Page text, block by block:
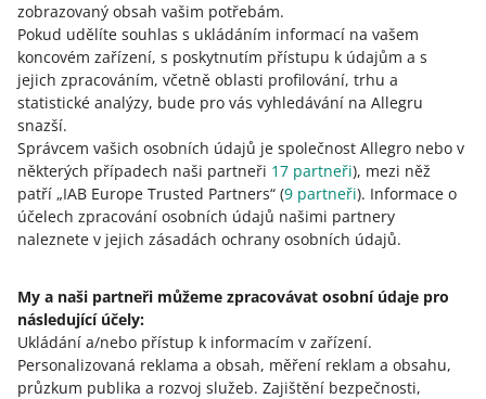
zobrazovaný obsah vašim potřebám.
Pokud udělíte souhlas s ukládáním informací na vašem
koncovém zařízení, s poskytnutím přístupu k údajům a s
jejich zpracováním, včetně oblasti profilování, trhu a
statistické analýzy, bude pro vás vyhledávání na Allegru
snazší.
Správcem vašich osobních údajů je společnost Allegro nebo v
některých případech naši partneři 17 partneři), mezi něž
patří „IAB Europe Trusted Partners“ (9 partneři). Informace o
účelech zpracování osobních údajů našimi partnery
naleznete v jejich zásadách ochrany osobních údajů.
My a naši partneři můžeme zpracovávat osobní údaje pro
následující účely:
Ukládání a/nebo přístup k informacím v zařízení.
Personalizovaná reklama a obsah, měření reklam a obsahu,
průzkum publika a rozvoj služeb. Zajištění bezpečnosti,
o allegro.pl
polski
čeština
English
slovenčina
magyar
o allegro.cz
English
slovenčina
magyar